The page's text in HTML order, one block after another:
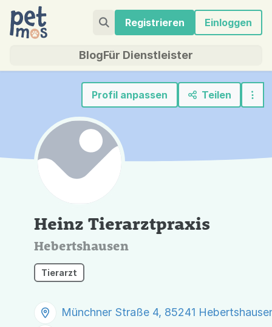
Registrieren Einloggen
BlogFür Dienstleister
Profil anpassen Teilen
Heinz Tierarztpraxis
Hebertshausen
Tierarzt
Münchner Straße 4, 85241